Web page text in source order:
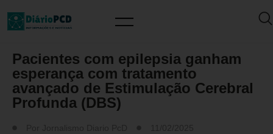
Pacientes com epilepsia ganham
esperança com tratamento
avançado de Estimulação Cerebral
Profunda (DBS)